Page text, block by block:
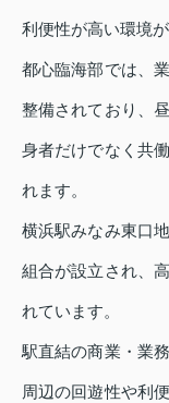
利便性が高い環境
都心臨海部では、
整備されており、
身者だけでなく共
れます。
横浜駅みなみ東口
組合が設立され、
れています。
駅直結の商業・業
周辺の回遊性や利